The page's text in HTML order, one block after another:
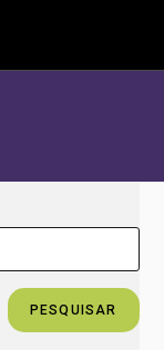
PESQUISAR